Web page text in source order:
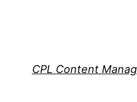
CPL Content